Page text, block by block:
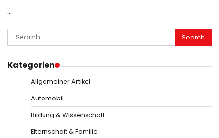
…
Search
for:
Kategorien
Allgemeiner Artikel
Automobil
Bildung & Wissenschaft
Elternschaft & Familie